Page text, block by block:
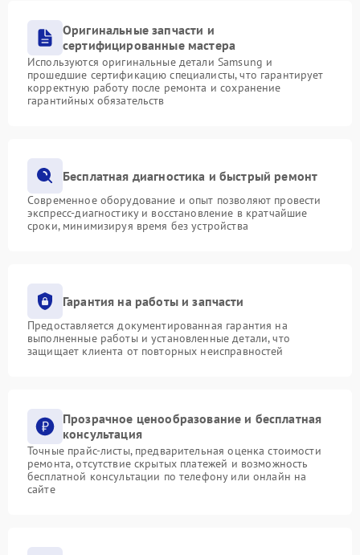
Оригинальные запчасти и
сертифицированные мастера
Используются оригинальные детали Samsung и
прошедшие сертификацию специалисты, что гарантирует
корректную работу после ремонта и сохранение
гарантийных обязательств
Бесплатная диагностика и быстрый ремонт
Современное оборудование и опыт позволяют провести
экспресс-диагностику и восстановление в кратчайшие
сроки, минимизируя время без устройства
Гарантия на работы и запчасти
Предоставляется документированная гарантия на
выполненные работы и установленные детали, что
защищает клиента от повторных неисправностей
Прозрачное ценообразование и бесплатная
консультация
Точные прайс-листы, предварительная оценка стоимости
ремонта, отсутствие скрытых платежей и возможность
бесплатной консультации по телефону или онлайн на
сайте